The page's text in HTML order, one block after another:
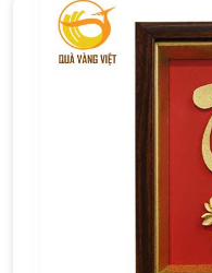
đồng nghiệp và đối
ý nghĩa của quà tặng